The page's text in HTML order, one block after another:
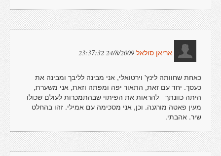
אריאן סולאל 24/8/2009 23:37:32
כאחת שחוותה לינץ' וירטואלי, אני מבינה לליבך ומבינה את
כעסך. יחד עם זאת, התאור יפה ומפתה וזאת, אני משערת,
היתה כוונתך - להראות את הפיתוי שבהתמכרות לעולם שכולו
מעין פאטה מורגנה. וכן, אני מסכימה עם אמילי. זהו בהחלט
שיר. אהבתי.